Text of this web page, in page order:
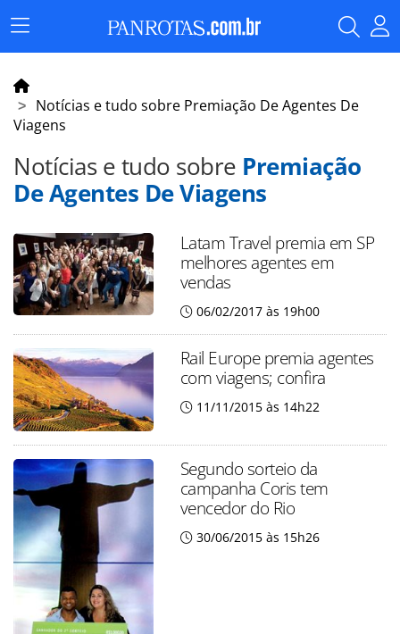
Menu
Principal
Notícias e tudo sobre Premiação De Agentes De
Viagens
Notícias e tudo sobre Premiação
De Agentes De Viagens
Latam Travel premia em SP
melhores agentes em
vendas
06/02/2017 às 19h00
Rail Europe premia agentes
com viagens; confira
11/11/2015 às 14h22
Segundo sorteio da
campanha Coris tem
vencedor do Rio
30/06/2015 às 15h26